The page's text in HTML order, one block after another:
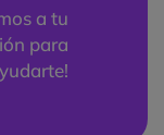
a tu
para